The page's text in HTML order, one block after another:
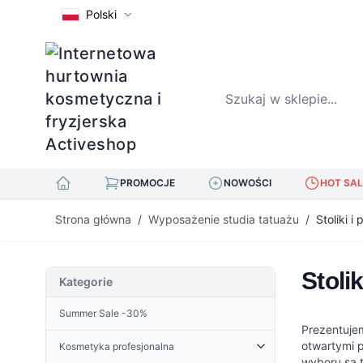
Polski
Szukaj w sklepie...
PROMOCJE NOWOŚCI HOT
Strona główna / Wyposażenie studia tatuażu / Stoliki i
otwartymi
Kategorie
Summer Sale -30%
Kosmetyka profesjonalna